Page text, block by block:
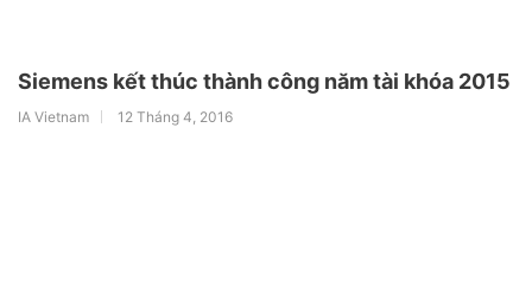
Siemens kết thúc thành công năm tài khóa 2015
IA Vietnam 12 Tháng 4, 2016